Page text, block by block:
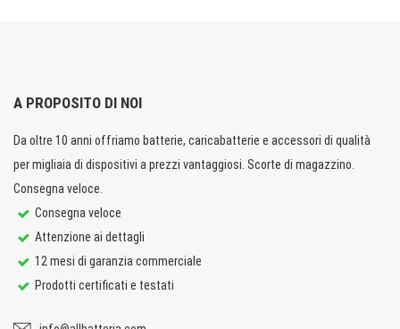
A PROPOSITO DI NOI
Da oltre 10 anni offriamo batterie, caricabatterie e accessori di qualità
per migliaia di dispositivi a prezzi vantaggiosi. Scorte di magazzino.
Consegna veloce.
Consegna veloce
Attenzione ai dettagli
12 mesi di garanzia commerciale
Prodotti certificati e testati